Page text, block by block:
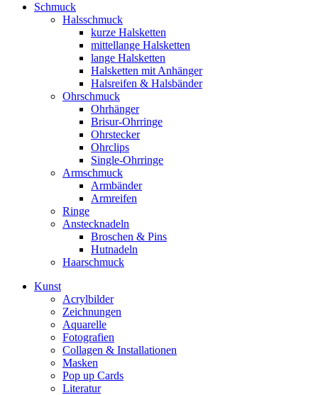
Schmuck
Halsschmuck
kurze Halsketten
mittellange Halsketten
lange Halsketten
Halsketten mit Anhänger
Halsreifen & Halsbänder
Ohrschmuck
Ohrhänger
Brisur-Ohrringe
Ohrstecker
Ohrclips
Single-Ohrringe
Armschmuck
Armbänder
Armreifen
Ringe
Anstecknadeln
Broschen & Pins
Hutnadeln
Haarschmuck
Kunst
Acrylbilder
Zeichnungen
Aquarelle
Fotografien
Collagen & Installationen
Masken
Pop up Cards
Literatur